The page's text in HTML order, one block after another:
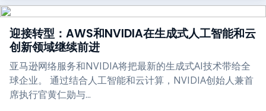
迎接转型：AWS和NVIDIA在生成式人工智能和云
创新领域继续前进
亚马逊网络服务和NVIDIA将把最新的生成式AI技术带给全
球企业。 通过结合人工智能和云计算，NVIDIA创始人兼首
席执行官黄仁勋与...